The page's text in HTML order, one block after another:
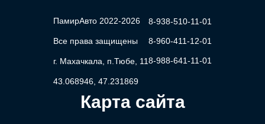
ПамирАвто 2022-2026
Все права защищены
г. Махачкала, п.Тюбе, 11
43.068946, 47.231869
8-938-510-11-01
8-960-411-12-01
8-988-641-11-01
Карта сайта